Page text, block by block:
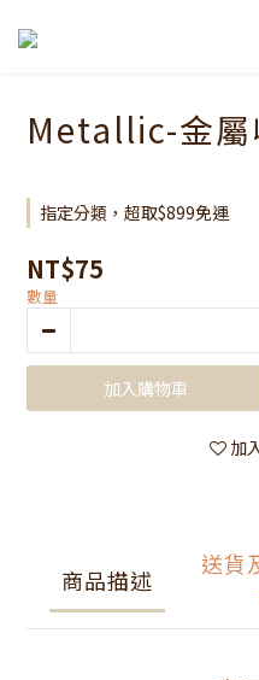
Metallic-金屬
指定分類，超取$899免運
NT$75
數量
加入購物車
加
商品描述
送貨